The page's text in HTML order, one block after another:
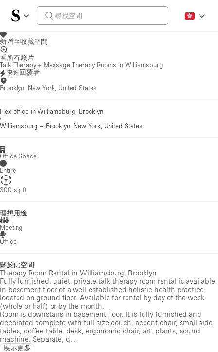
新增至收藏空間
看所有照片
Talk Therapy + Massage Therapy Rooms in Williamsburg
快速回覆者
Brooklyn, New York, United States
Flex office in Williamsburg, Brooklyn
·
Williamsburg – Brooklyn, New York, United States
Office Space
Entire
300 sq ft
理想用途
Meeting
Office
關於此空間
Therapy Room Rental in Williamsburg, Brooklyn
Fully furnished, quiet, private talk therapy room rental is available
in basement floor of a well-established holistic health practice
located on ground floor. Available for rental by day of the week
(whole or half) or by the month.
Room is downstairs in basement floor. It is fully furnished and
decorated complete with full size couch, accent chair, small side
tables, coffee table, desk, ergonomic chair, art, plants, sound
machine. Separate, q...
展示更多